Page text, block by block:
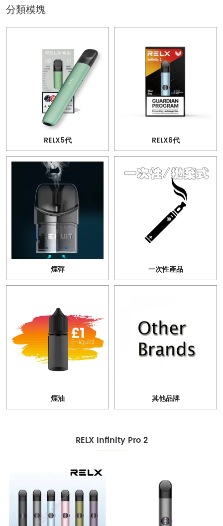
分類模塊
RELX5代 RELX6代
煙彈 一次性產品
煙油 其他品牌
RELX Infinity Pro 2